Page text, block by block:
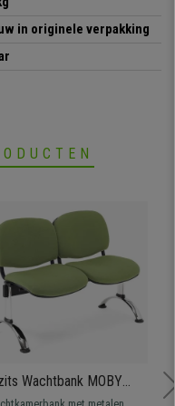
in originele verpakking
Wachtbank MOBY
Metalen Structuur,